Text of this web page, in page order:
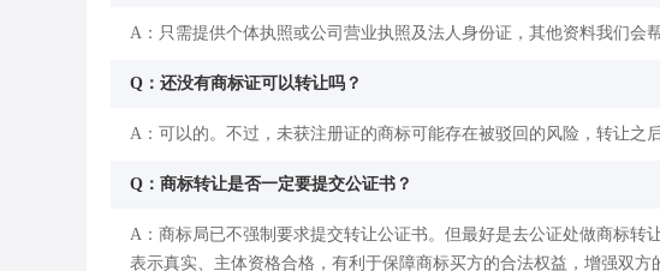
A：只需提供个体执照或公司营业执照及法人身份证，其他资料我们会帮
Q：还没有商标证可以转让吗？
A：可以的。不过，未获注册证的商标可能存在被驳回的风险，转让之
Q：商标转让是否一定要提交公证书？
A：商标局已不强制要求提交转让公证书。但最好是去公证处做商标
表示真实、主体资格合格，有利于保障商标买方的合法权益，增强双方